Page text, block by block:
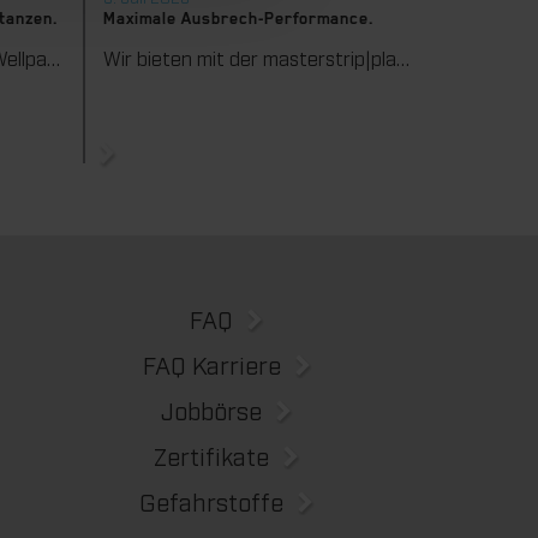
Wir unterstützen Sie in der Wellpappenverarbeitung mit dem digitalen Zonenausgleich DZL|foil bei der Reduzierung von Rüstzeiten und dem zuverlässigen Ausgleich von Höhentoleranzen im Stanztiegel. Die individuell angepasste Folie sorgt für gleichmäßige Stanzergebnisse und stabile Produktionsprozesse – schnell, flexibel und ohne aufwendige mechanische Eingriffe.
Maximale Ausbrech-Performance.
Wir bieten mit der masterstrip|plate eine seit vielen Jahren bewährte Lösung für maximale Prozesssicherheit beim Ausbrechen. Das speziell entwickelte Ausbrechoberteil ermöglicht einen stabilen, sauberen und effizienten Ausbrechprozess auch bei anspruchsvollen Anwendungen.
FAQ
FAQ Karriere
Jobbörse
Zertifikate
Gefahrstoffe